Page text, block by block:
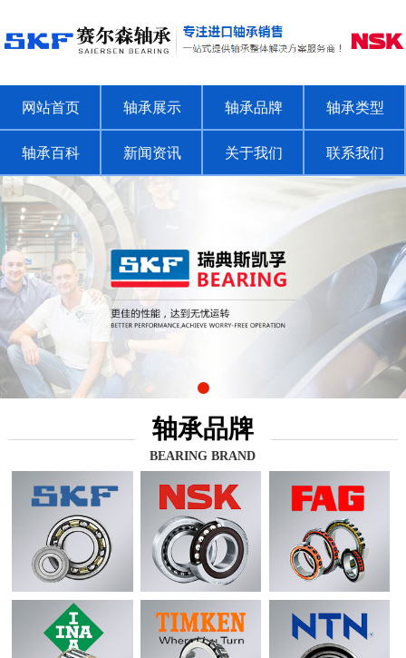
网站首页 轴承展示 轴承品牌 轴承类型
轴承百科 新闻资讯 关于我们 联系我们
轴承品牌
BEARING BRAND